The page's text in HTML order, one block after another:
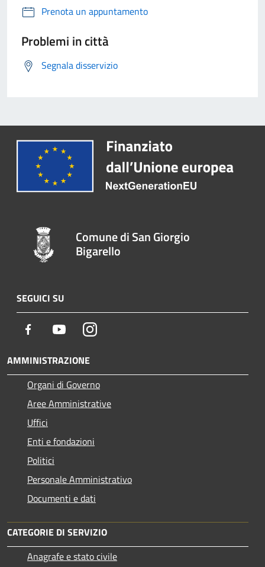
Prenota un appuntamento
Problemi in città
Segnala disservizio
Comune di San Giorgio
Bigarello
SEGUICI SU
Facebook YoutubeInstagram
AMMINISTRAZIONE
Organi di Governo
Aree Amministrative
Uffici
Enti e fondazioni
Politici
Personale Amministrativo
Documenti e dati
CATEGORIE DI SERVIZIO
Anagrafe e stato civile